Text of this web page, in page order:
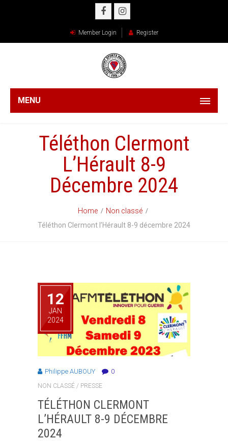
Member Login Register
MENU
Téléthon Clermont
L’Hérault 8-9
Décembre 2024
Home
Non classé
Téléthon Clermont l’Hérault 8-9 décembre 2024
12
JAN
2024
Philippe AUBOUY 0
NON CLASSÉ / PRESSE
TÉLÉTHON CLERMONT
L’HÉRAULT 8-9 DÉCEMBRE
2024